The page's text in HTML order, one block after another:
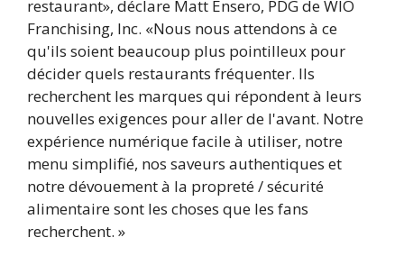
restaurant», déclare Matt Ensero, PDG de WIO
Franchising, Inc. «Nous nous attendons à ce
qu'ils soient beaucoup plus pointilleux pour
décider quels restaurants fréquenter. Ils
recherchent les marques qui répondent à leurs
nouvelles exigences pour aller de l'avant. Notre
expérience numérique facile à utiliser, notre
menu simplifié, nos saveurs authentiques et
notre dévouement à la propreté / sécurité
alimentaire sont les choses que les fans
recherchent. »